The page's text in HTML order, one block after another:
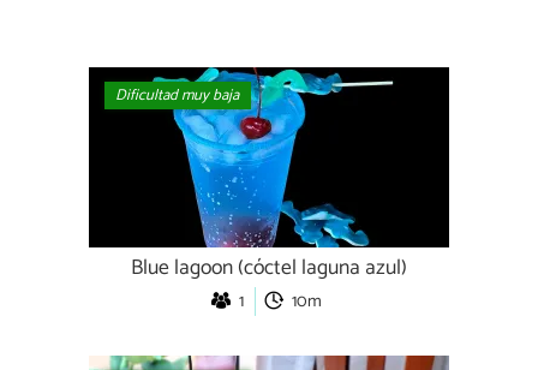
Dificultad muy baja
Blue lagoon (cóctel laguna azul)
1 10m